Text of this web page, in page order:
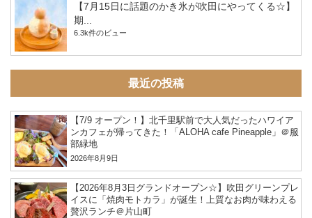
【7月15日に話題のかき氷が吹田にやってくる☆】
期...
6.3k件のビュー
最近の投稿
【7/9 オープン！】北千里駅前で大人気だったハワイア
ンカフェが帰ってきた！「ALOHA cafe Pineapple」＠服
部緑地
2026年8月9日
【2026年8月3日グランドオープン☆】吹田グリーンプレ
イスに「焼肉モトカラ」が誕生！上質なお肉が味わえる
贅沢ランチ＠片山町